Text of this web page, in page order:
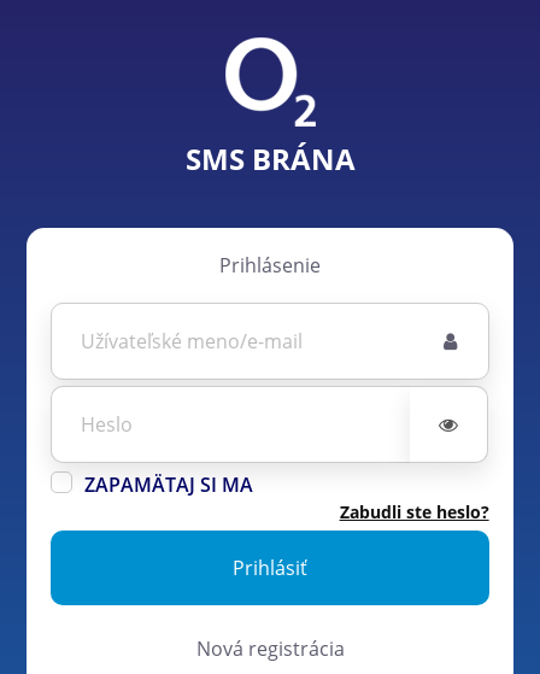
SMS BRÁNA
Prihlásenie
ZAPAMÄTAJ SI MA
Zabudli ste heslo?
Nová registrácia